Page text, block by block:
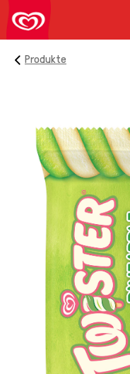
Produkte